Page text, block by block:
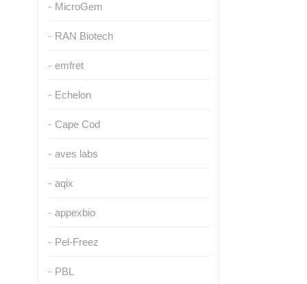
MicroGem
RAN Biotech
emfret
Echelon
Cape Cod
aves labs
aqix
appexbio
Pel-Freez
PBL